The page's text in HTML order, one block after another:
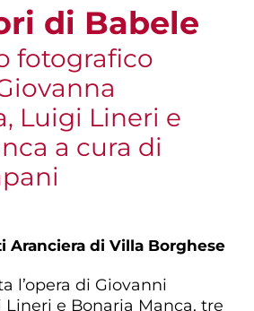
di Babele
fotografico
Luigi Lineri e
a cura di
Aranciera di Villa Borghese
l’opera di Giovanni
e Bonaria Manca, tre